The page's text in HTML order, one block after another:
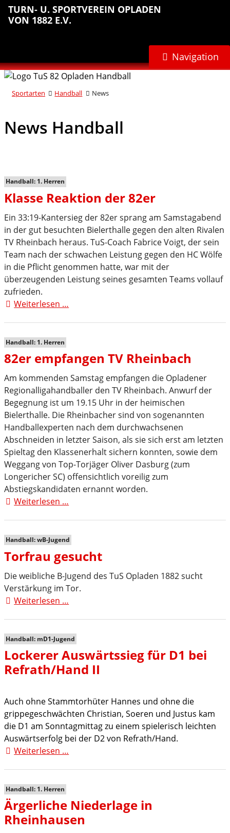
Sprungmarken
Inhalt
anspringen
Hauptnavigation
anspringen
Abteilungsnavigation
anspringen
Fußbereich
anspringen
TURN- U. SPORTVEREIN OPLADEN
VON 1882 E.V.
Navigation
Sportarten Handball News
News Handball
Handball: 1. Herren
Klasse Reaktion der 82er
Ein 33:19-Kantersieg der 82er sprang am Samstagabend
in der gut besuchten Bielerthalle gegen den alten Rivalen
TV Rheinbach heraus. TuS-Coach Fabrice Voigt, der sein
Team nach der schwachen Leistung gegen den HC Wölfe
in die Pflicht genommen hatte, war mit der
überzeugenden Leistung seines gesamten Teams vollauf
zufrieden.
Weiterlesen …
Handball: 1. Herren
82er empfangen TV Rheinbach
Am kommenden Samstag empfangen die Opladener
Regionalligahandballer den TV Rheinbach. Anwurf der
Begegnung ist um 19.15 Uhr in der heimischen
Bielerthalle. Die Rheinbacher sind von sogenannten
Handballexperten nach dem durchwachsenen
Abschneiden in letzter Saison, als sie sich erst am letzten
Spieltag den Klassenerhalt sichern konnten, sowie dem
Weggang von Top-Torjäger Oliver Dasburg (zum
Longericher SC) offensichtlich voreilig zum
Abstiegskandidaten ernannt worden.
Weiterlesen …
Rheinbach
Handball: wB-Jugend
Torfrau gesucht
Die weibliche B-Jugend des TuS Opladen 1882 sucht
Verstärkung im Tor.
Weiterlesen …
Handball: mD1-Jugend
Lockerer Auswärtssieg für D1 bei
Refrath/Hand II
Auch ohne Stammtorhüter Hannes und ohne die
grippegeschwächten Christian, Soeren und Justus kam
die D1 am Sonntagmittag zu einem spielerisch leichten
Auswärtserfolg bei der D2 von Refrath/Hand.
Weiterlesen …
bei
Refrath/Hand
II
Handball: 1. Herren
Ärgerliche Niederlage in
Rheinhausen